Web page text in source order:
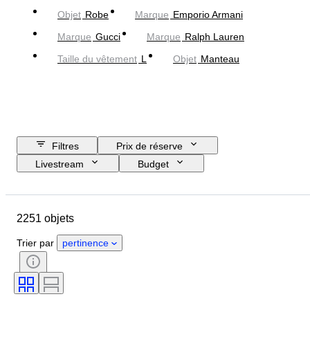
Objet Robe Marque Emporio Armani
Marque Gucci Marque Ralph Lauren
Taille du vêtement L Objet Manteau
Filtres
Prix de réserve
Livestream
Budget
Pays d’origine
Genre
État
Style
Couleur
Taille du vêtement
Époque
2251 objets
Trier par pertinence